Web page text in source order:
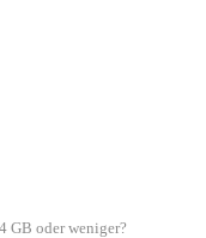
GB oder weniger?